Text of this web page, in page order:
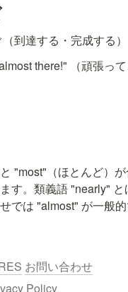
到達する・完成する）
there!" （頑張って
"most"（ほとんど）
す。類義語 "nearly"
では "almost" が一般
お問い合わせ
Policy